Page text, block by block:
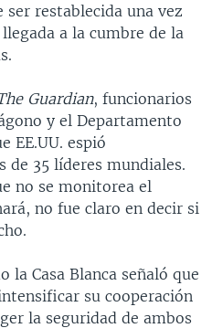
ser restablecida una vez
a la cumbre de la
Guardian, funcionarios
y el Departamento
EE.UU. espió
de 35 líderes mundiales.
no se monitorea el
no fue claro en decir si
la Casa Blanca señaló que
su cooperación
la seguridad de ambos